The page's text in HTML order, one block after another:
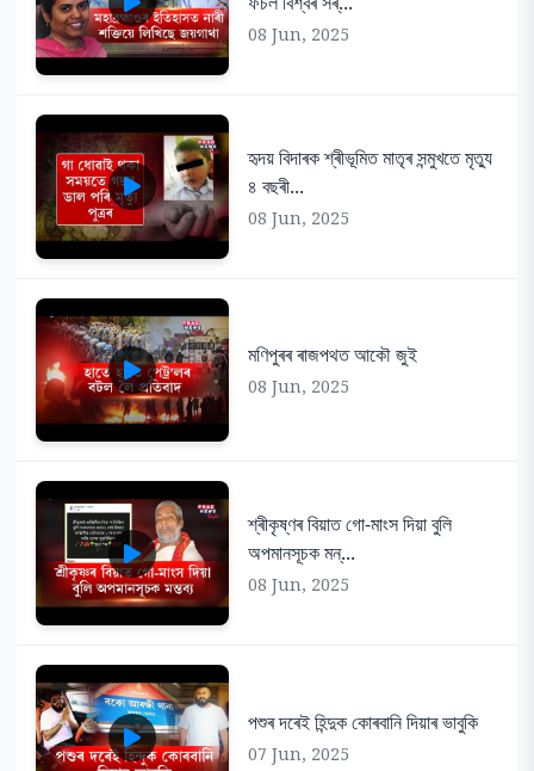
08 Jun, 2025
হৃদয় বিদাৰক শ্ৰীভূমিত মাতৃৰ সন্মুখতে মৃত্যু
৪ বছৰী...
08 Jun, 2025
মণিপুৰৰ ৰাজপথত আকৌ জুই
08 Jun, 2025
শ্ৰীকৃষ্ণৰ বিয়াত গো-মাংস দিয়া বুলি
অপমানসূচক মন্...
08 Jun, 2025
পশুৰ দৰেই হিন্দুক কোৰবানি দিয়াৰ ভাবুকি
07 Jun, 2025